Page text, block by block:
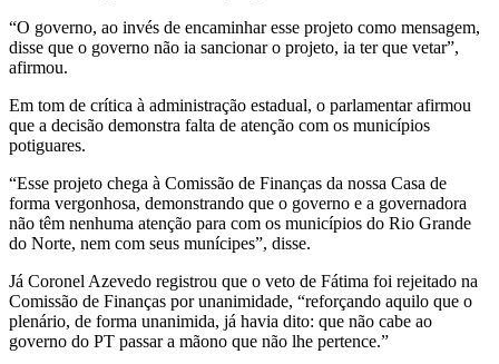
“O governo, ao invés de encaminhar esse projeto como mensagem,
disse que o governo não ia sancionar o projeto, ia ter que vetar”,
afirmou.
Em tom de crítica à administração estadual, o parlamentar afirmou
que a decisão demonstra falta de atenção com os municípios
potiguares.
“Esse projeto chega à Comissão de Finanças da nossa Casa de
forma vergonhosa, demonstrando que o governo e a governadora
não têm nenhuma atenção para com os municípios do Rio Grande
do Norte, nem com seus munícipes”, disse.
Já Coronel Azevedo registrou que o veto de Fátima foi rejeitado na
Comissão de Finanças por unanimidade, “reforçando aquilo que o
plenário, de forma unanimida, já havia dito: que não cabe ao
governo do PT passar a mãono que não lhe pertence.”